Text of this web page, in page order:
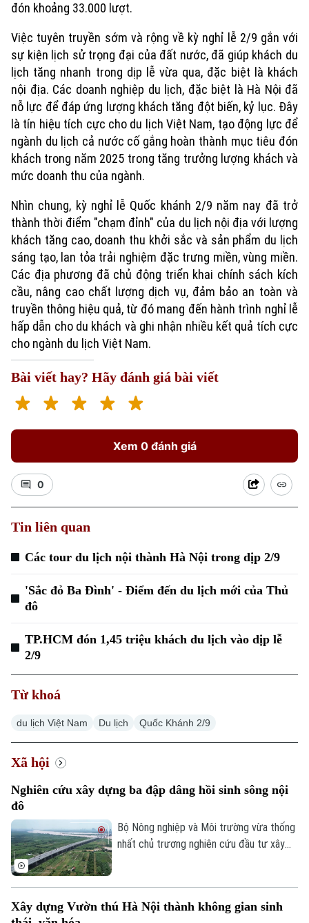
Xu hướng
đón khoảng 33.000 lượt.
Việc tuyên truyền sớm và rộng về kỳ nghỉ lễ 2/9 gắn với
sự kiện lịch sử trọng đại của đất nước, đã giúp khách du
lịch tăng nhanh trong dịp lễ vừa qua, đặc biệt là khách
nội địa. Các doanh nghiệp du lịch, đặc biệt là Hà Nội đã
nỗ lực để đáp ứng lượng khách tăng đột biến, kỷ lục. Đây
là tín hiệu tích cực cho du lịch Việt Nam, tạo động lực để
ngành du lịch cả nước cố gắng hoàn thành mục tiêu đón
khách trong năm 2025 trong tăng trưởng lượng khách và
mức doanh thu của ngành.
Nhìn chung, kỳ nghỉ lễ Quốc khánh 2/9 năm nay đã trở
thành thời điểm "chạm đỉnh" của du lịch nội địa với lượng
khách tăng cao, doanh thu khởi sắc và sản phẩm du lịch
sáng tạo, lan tỏa trải nghiệm đặc trưng miền, vùng miền.
Các địa phương đã chủ động triển khai chính sách kích
cầu, nâng cao chất lượng dịch vụ, đảm bảo an toàn và
truyền thông hiệu quả, từ đó mang đến hành trình nghỉ lễ
hấp dẫn cho du khách và ghi nhận nhiều kết quả tích cực
cho ngành du lịch Việt Nam.
Bài viết hay? Hãy đánh giá bài viết
Xem 0 đánh giá
0
Tin liên quan
Các tour du lịch nội thành Hà Nội trong dịp 2/9
'Sắc đỏ Ba Đình' - Điểm đến du lịch mới của Thủ
đô
TP.HCM đón 1,45 triệu khách du lịch vào dịp lễ
2/9
Từ khoá
du lịch Việt Nam Du lịch Quốc Khánh 2/9
Xã hội
Nghiên cứu xây dựng ba đập dâng hồi sinh sông nội
đô
Bộ Nông nghiệp và Môi trường vừa thống
nhất chủ trương nghiên cứu đầu tư xây
các công trình được kỳ vọng sẽ góp phần
Xây dựng Vườn thú Hà Nội thành không gian sinh